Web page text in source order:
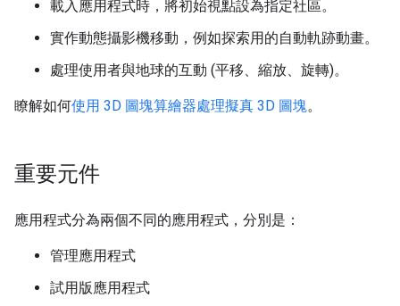
載入應用程式時，將初始視點設為指定社區。
實作動態攝影機移動，例如探索用的自動軌跡動畫。
處理使用者與地球的互動 (平移、縮放、旋轉)。
瞭解如何使用 3D 圖塊算繪器處理擬真 3D 圖塊。
重要元件
應用程式分為兩個不同的應用程式，分別是：
管理應用程式
試用版應用程式